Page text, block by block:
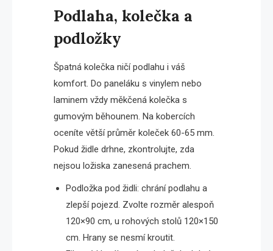
Podlaha, kolečka a
podložky
Špatná kolečka ničí podlahu i váš
komfort. Do paneláku s vinylem nebo
laminem vždy měkčená kolečka s
gumovým běhounem. Na kobercích
oceníte větší průměr koleček 60-65 mm.
Pokud židle drhne, zkontrolujte, zda
nejsou ložiska zanesená prachem.
Podložka pod židli: chrání podlahu a
zlepší pojezd. Zvolte rozměr alespoň
120×90 cm, u rohových stolů 120×150
cm. Hrany se nesmí kroutit.